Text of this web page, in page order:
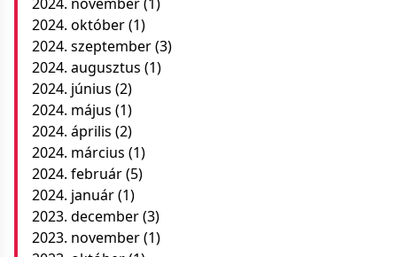
2024. október(1)
2024. szeptember(3)
2024. augusztus (1)
2024. június (2)
2024. május (1)
2024. április (2)
2024. március (1)
2024. február(5)
2024. január(1)
2023. december(3)
2023. november(1)